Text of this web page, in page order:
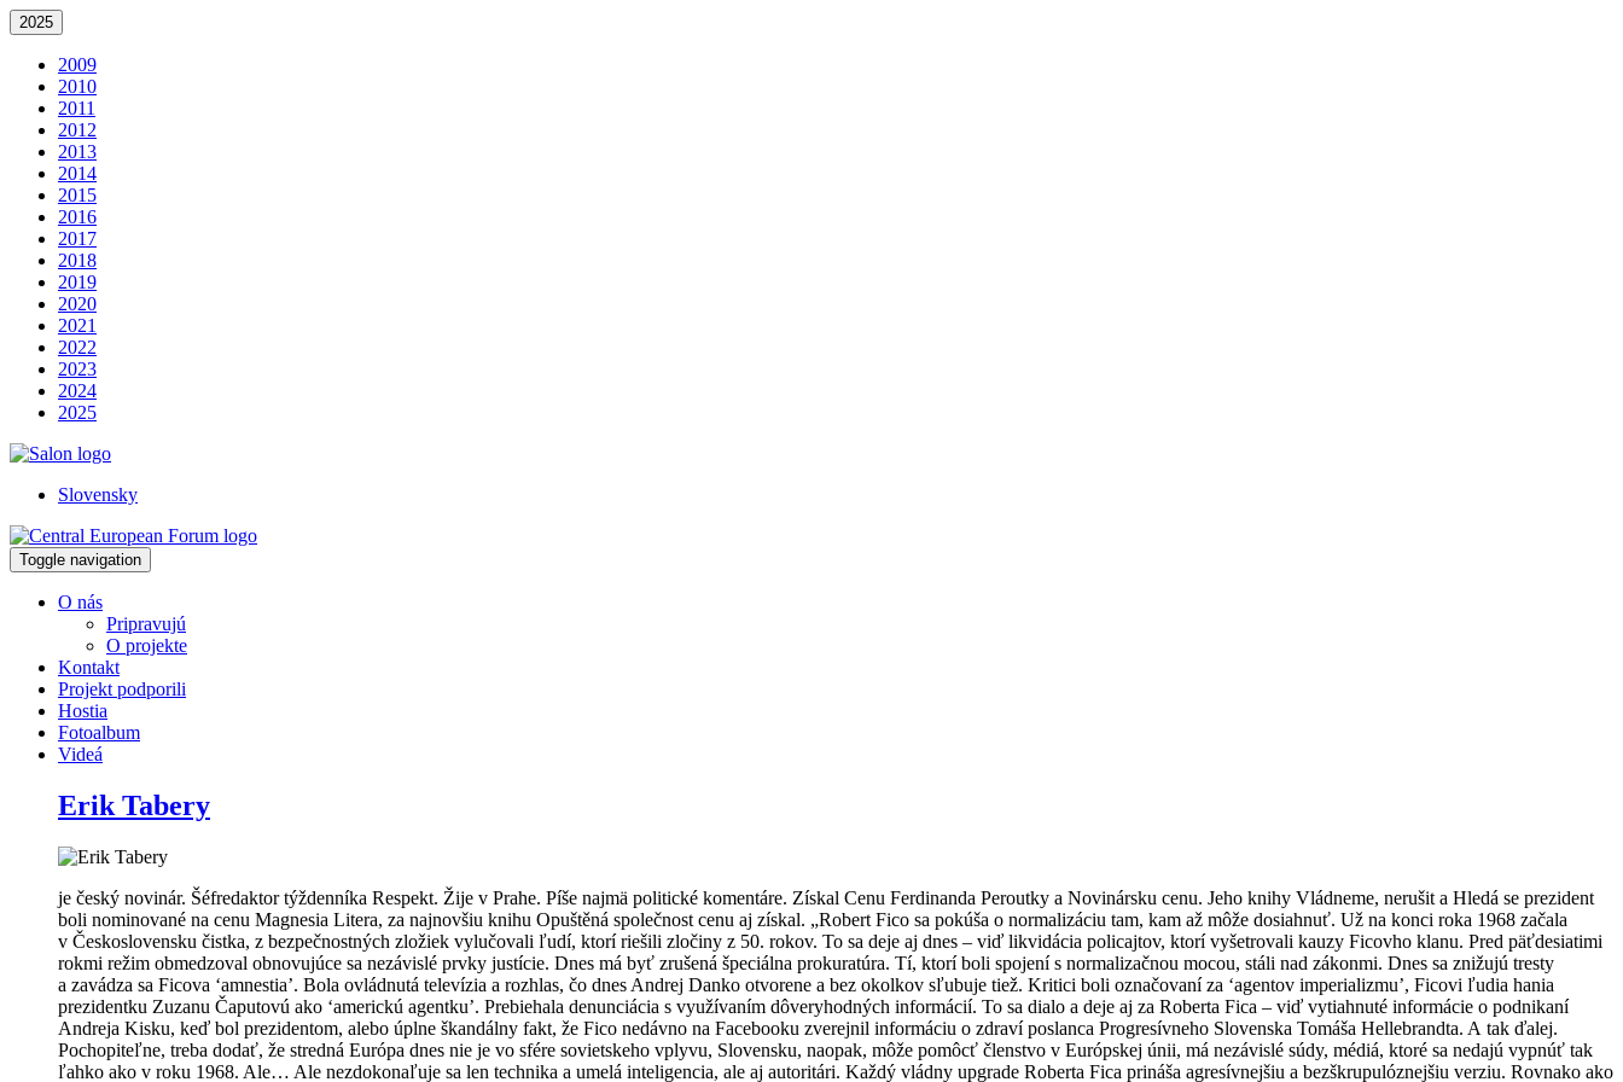
2025
2009
2010
2011
2012
2013
2014
2015
2016
2017
2018
2019
2020
2021
2022
2023
2024
2025
Slovensky
Toggle navigation
O nás
Pripravujú
O projekte
Kontakt
Projekt podporili
Hostia
Fotoalbum
Videá
Erik Tabery
je český novinár. Šéfredaktor týždenníka Respekt. Žije v Prahe. Píše najmä politické komentáre. Získal Cenu Ferdinanda Peroutky a Novinársku cenu. Jeho knihy Vládneme, nerušit a Hledá se prezident
boli nominované na cenu Magnesia Litera, za najnovšiu knihu Opuštěná společnost cenu aj získal. „Robert Fico sa pokúša o normalizáciu tam, kam až môže dosiahnuť. Už na konci roka 1968 začala
v Československu čistka, z bezpečnostných zložiek vylučovali ľudí, ktorí riešili zločiny z 50. rokov. To sa deje aj dnes – viď likvidácia policajtov, ktorí vyšetrovali kauzy Ficovho klanu. Pred päťdesiatimi
rokmi režim obmedzoval obnovujúce sa nezávislé prvky justície. Dnes má byť zrušená špeciálna prokuratúra. Tí, ktorí boli spojení s normalizačnou mocou, stáli nad zákonmi. Dnes sa znižujú tresty
a zavádza sa Ficova ‘amnestia’. Bola ovládnutá televízia a rozhlas, čo dnes Andrej Danko otvorene a bez okolkov sľubuje tiež. Kritici boli označovaní za ‘agentov imperializmu’, Ficovi ľudia hania
prezidentku Zuzanu Čaputovú ako ‘americkú agentku’. Prebiehala denunciácia s využívaním dôveryhodných informácií. To sa dialo a deje aj za Roberta Fica – viď vytiahnuté informácie o podnikaní
Andreja Kisku, keď bol prezidentom, alebo úplne škandálny fakt, že Fico nedávno na Facebooku zverejnil informáciu o zdraví poslanca Progresívneho Slovenska Tomáša Hellebrandta. A tak ďalej.
Pochopiteľne, treba dodať, že stredná Európa dnes nie je vo sfére sovietskeho vplyvu, Slovensku, naopak, môže pomôcť členstvo v Európskej únii, má nezávislé súdy, médiá, ktoré sa nedajú vypnúť tak
ľahko ako v roku 1968. Ale… Ale nezdokonaľuje sa len technika a umelá inteligencia, ale aj autoritári. Každý vládny upgrade Roberta Fica prináša agresívnejšiu a bezškrupulóznejšiu verziu. Rovnako ako